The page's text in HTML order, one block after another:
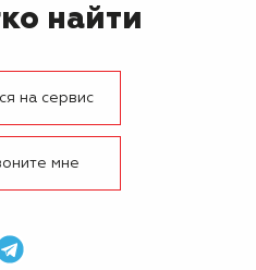
найти
на сервис
мне